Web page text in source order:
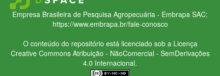
Empresa Brasileira de Pesquisa Agropecuária - Embrapa SAC:
https://www.embrapa.br/fale-conosco
O conteúdo do repositório está licenciado sob a Licença
Creative CommonsAtribuição - NãoComercial - SemDerivações
4.0 Internacional.